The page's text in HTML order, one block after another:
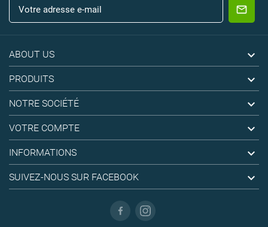
ABOUT US 
PRODUITS 
NOTRE SOCIÉTÉ 
VOTRE COMPTE 
INFORMATIONS 
SUIVEZ-NOUS SUR FACEBOOK 
FacebookInstagram